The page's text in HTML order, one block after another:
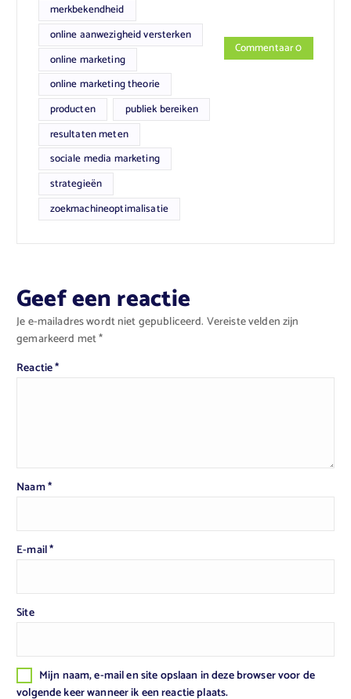
merkbekendheid
online aanwezigheid versterken
online marketing
online marketing theorie
producten
publiek bereiken
resultaten meten
sociale media marketing
strategieën
zoekmachineoptimalisatie
Commentaar 0
Geef een reactie
Je e-mailadres wordt niet gepubliceerd. Vereiste velden zijn
gemarkeerd met*
Reactie*
Naam*
E-mail*
Site
Mijn naam, e-mail en site opslaan in deze browser voor de
volgende keer wanneer ik een reactie plaats.